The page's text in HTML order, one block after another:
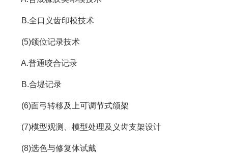
B.全口义齿印模技术
(5)颌位记录技术
A.普通咬合记录
B.合堤记录
(6)面弓转移及上可调节式颌架
(7)模型观测、模型处理及义齿支架设计
(8)选色与修复体试戴